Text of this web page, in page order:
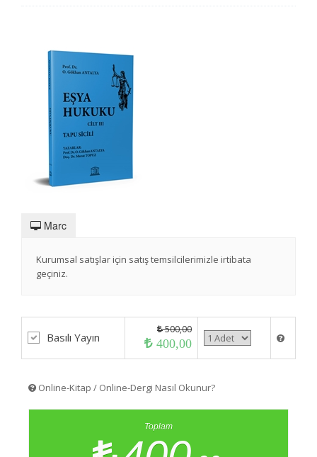
Marc
Kurumsal satışlar için satış temsilcilerimizle irtibata
geçiniz.
Basılı Yayın
500,00
400,00
Online-Kitap / Online-Dergi Nasıl Okunur?
Toplam